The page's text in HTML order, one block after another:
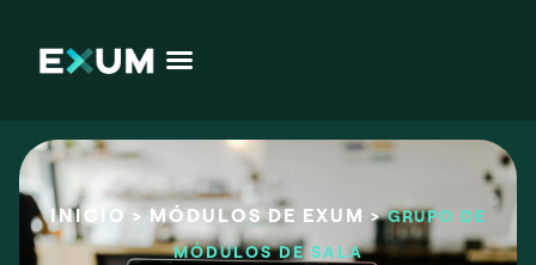
INICIO >MÓDULOS DE EXUM >GRUPO DE
MÓDULOS DE SALA